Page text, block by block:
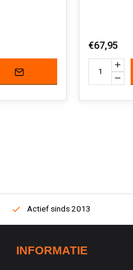
€67,95
Actief sinds 2013
INFORMATIE